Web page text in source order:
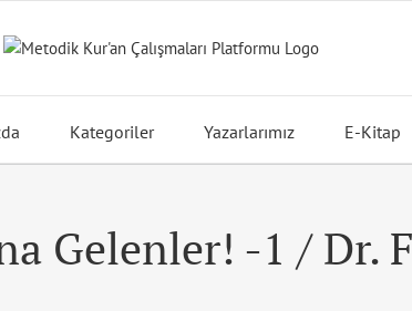
Kategoriler Yazarlarımız E-Kitap
Gelenler! -1 / Dr.